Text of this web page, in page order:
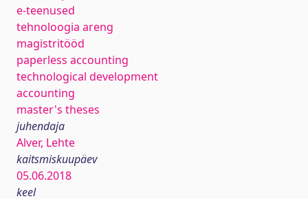
e-teenused
tehnoloogia areng
magistritööd
paperless accounting
technological development
accounting
master's theses
juhendaja
Alver, Lehte
kaitsmiskuupäev
05.06.2018
keel